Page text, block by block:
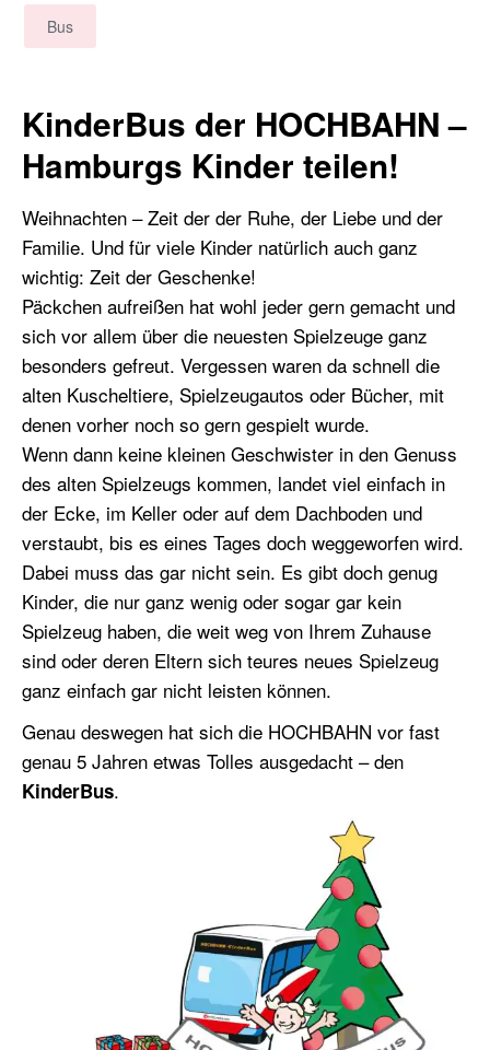
Bus
KinderBus der HOCHBAHN –
Hamburgs Kinder teilen!
Weihnachten – Zeit der der Ruhe, der Liebe und der
Familie. Und für viele Kinder natürlich auch ganz
wichtig: Zeit der Geschenke!
Päckchen aufreißen hat wohl jeder gern gemacht und
sich vor allem über die neuesten Spielzeuge ganz
besonders gefreut. Vergessen waren da schnell die
alten Kuscheltiere, Spielzeugautos oder Bücher, mit
denen vorher noch so gern gespielt wurde.
Wenn dann keine kleinen Geschwister in den Genuss
des alten Spielzeugs kommen, landet viel einfach in
der Ecke, im Keller oder auf dem Dachboden und
verstaubt, bis es eines Tages doch weggeworfen wird.
Dabei muss das gar nicht sein. Es gibt doch genug
Kinder, die nur ganz wenig oder sogar gar kein
Spielzeug haben, die weit weg von Ihrem Zuhause
sind oder deren Eltern sich teures neues Spielzeug
ganz einfach gar nicht leisten können.
Genau deswegen hat sich die HOCHBAHN vor fast
genau 5 Jahren etwas Tolles ausgedacht – den
KinderBus.